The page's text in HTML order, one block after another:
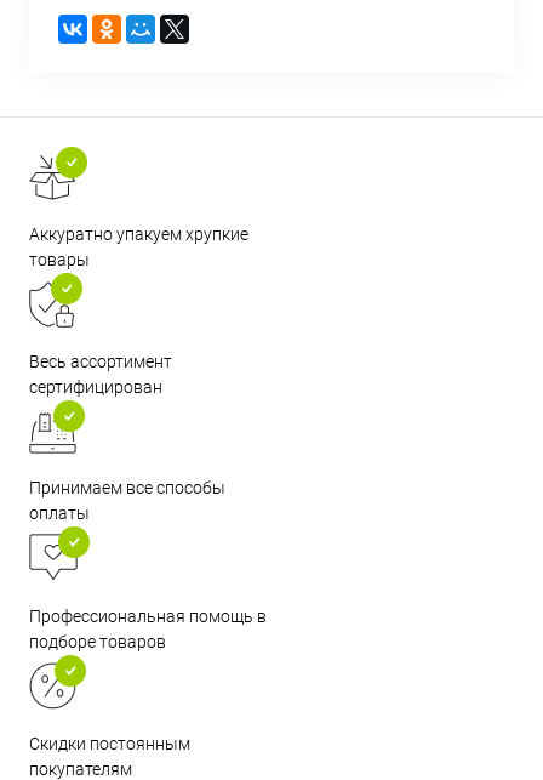
Аккуратно упакуем хрупкие
товары
Весь ассортимент
сертифицирован
Принимаем все способы
оплаты
Профессиональная помощь в
подборе товаров
Скидки постоянным
покупателям